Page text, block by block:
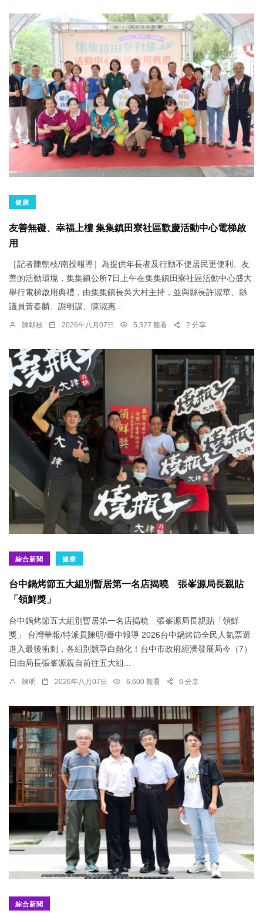
健康
友善無礙、幸福上樓 集集鎮田寮社區歡慶活動中心電梯啟
用
［記者陳朝枝/南投報導］為提供年長者及行動不便居民更便利、友
善的活動環境，集集鎮公所7日上午在集集鎮田寮社區活動中心盛大
舉行電梯啟用典禮，由集集鎮長吳大村主持，並與縣長許淑華、縣
議員黃春麟、謝明謀、陳淑惠...
陳朝枝 2026年八月07日 5,327 觀看 2 分享
綜合新聞 健康
台中鍋烤節五大組別暫居第一名店揭曉 張峯源局長親貼
「領鮮獎」
台中鍋烤節五大組別暫居第一名店揭曉 張峯源局長親貼「領鮮
獎」 台灣華報/特派員陳明/臺中報導 2026台中鍋烤節全民人氣票選
進入最後衝刺，各組別競爭白熱化！台中市政府經濟發展局今（7）
日由局長張峯源親自前往五大組...
陳明 2026年八月07日 6,600 觀看 6 分享
綜合新聞